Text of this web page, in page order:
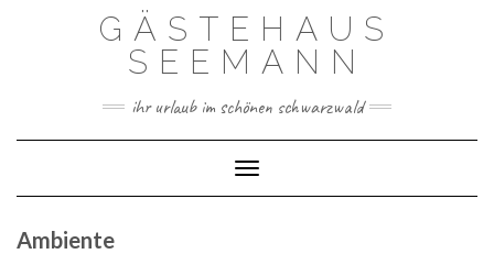
GÄSTEHAUS
SEEMANN
ihr urlaub im schönen schwarzwald
Toggle Navigation
Ambiente